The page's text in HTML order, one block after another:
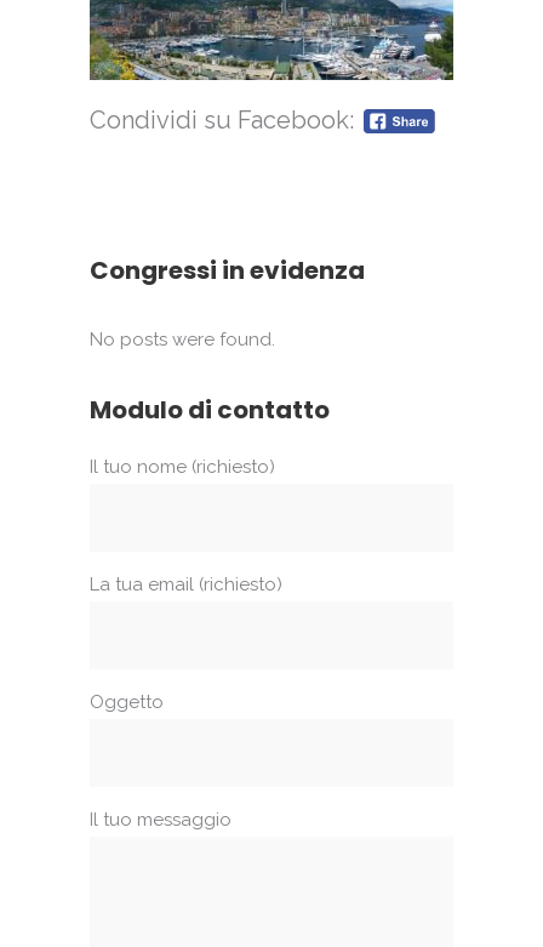
Condividi su Facebook:
Congressi in evidenza
No posts were found.
Modulo di contatto
Il tuo nome (richiesto)
La tua email (richiesto)
Oggetto
Il tuo messaggio